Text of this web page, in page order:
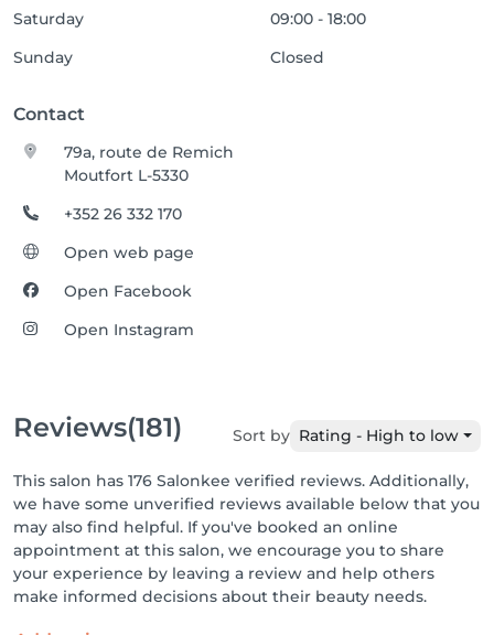
Saturday
09:00 - 18:00
Sunday
Closed
Contact
79a, route de Remich
Moutfort L-5330
+352 26 332 170
Open web page
Open Facebook
Open Instagram
Reviews(181) Sort by Rating - High to low
This salon has 176 Salonkee verified reviews. Additionally,
we have some unverified reviews available below that you
may also find helpful. If you've booked an online
appointment at this salon, we encourage you to share
your experience by leaving a review and help others
make informed decisions about their beauty needs.